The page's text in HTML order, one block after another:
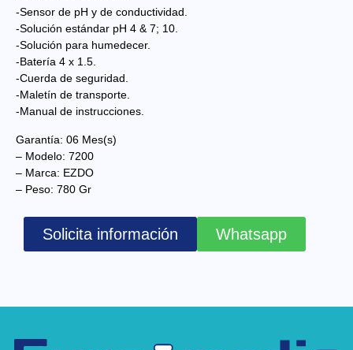
-Sensor de pH y de conductividad.
-Solución estándar pH 4 & 7; 10.
-Solución para humedecer.
-Batería 4 x 1.5.
-Cuerda de seguridad.
-Maletín de transporte.
-Manual de instrucciones.
Garantía: 06 Mes(s)
– Modelo: 7200
– Marca: EZDO
– Peso: 780 Gr
Solicita información Whatsapp